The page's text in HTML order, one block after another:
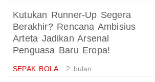
Kutukan Runner-Up Segera
Berakhir? Rencana Ambisius
Arteta Jadikan Arsenal
Penguasa Baru Eropa!
SEPAK BOLA 2 bulan